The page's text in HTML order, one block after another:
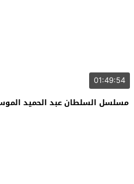
01:49:54
مسلسل السلطان عبد الحميد الموسم